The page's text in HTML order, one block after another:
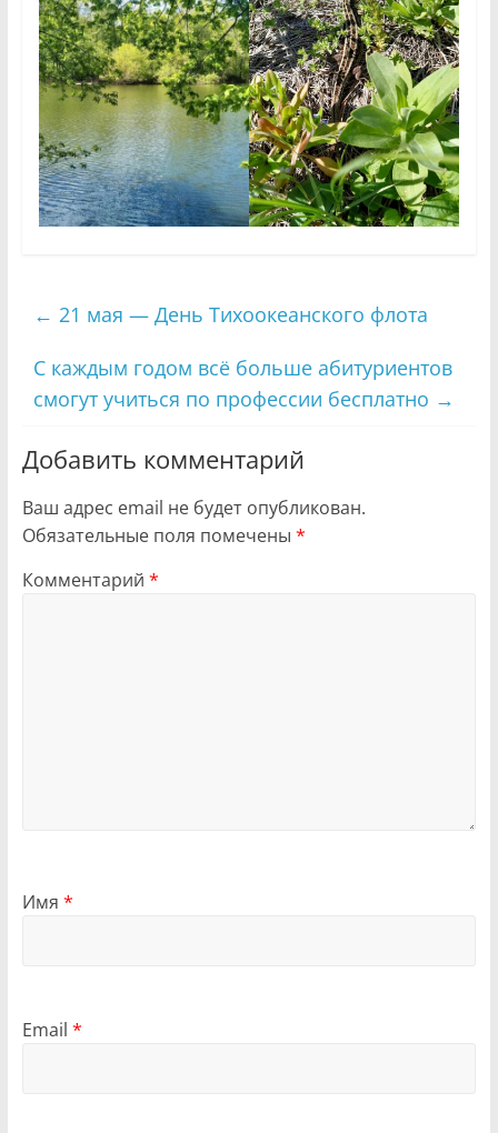
← 21 мая — День Тихоокеанского флота
С каждым годом всё больше абитуриентов
смогут учиться по профессии бесплатно →
Добавить комментарий
Ваш адрес email не будет опубликован.
Обязательные поля помечены *
Комментарий *
Имя *
Email *